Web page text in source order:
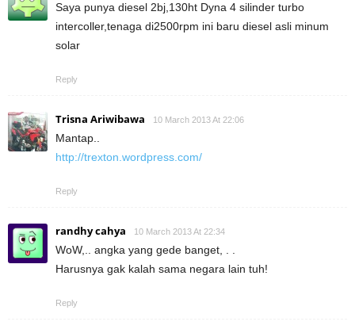
Saya punya diesel 2bj,130ht Dyna 4 silinder turbo
intercoller,tenaga di2500rpm ini baru diesel asli minum
solar
Reply
Trisna Ariwibawa 10 March 2013 At 22:06
Mantap..
http://trexton.wordpress.com/
Reply
randhy cahya 10 March 2013 At 22:34
WoW,.. angka yang gede banget, . .
Harusnya gak kalah sama negara lain tuh!
Reply